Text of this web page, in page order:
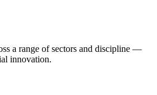
a range of sectors and discipline —
innovation.